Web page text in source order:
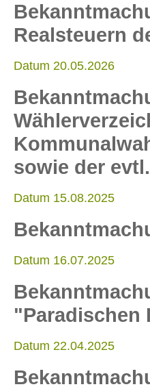
Realsteuern
Datum 20.05.2026
sowie der
Datum 15.08.2025
Datum 16.07.2025
"Paradischen
Datum 22.04.2025